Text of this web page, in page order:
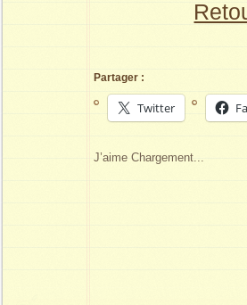
Partager :
Twitter
J’aime Chargement...